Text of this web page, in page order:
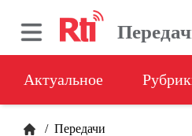
Актуальное
/ Передачи